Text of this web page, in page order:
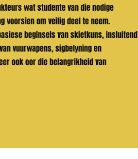
wat studente van die nodige
voorsien om veilig deel te neem.
beginsels van skietkuns, insluitend
vuurwapens, sigbelyning en
ook oor die belangrikheid van